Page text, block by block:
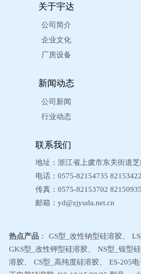
关于宇达
公司简介
企业文化
厂房设备
新闻动态
公司新闻
行业动态
联系我们
地址：浙江省上虞市东关街道
电话：0575-82154735 82153422
传真：0575-82153702 82150935
邮箱： yd@zjyuda.net.cn
热点产品： GS型_改性钠型硅溶胶、
GKS型_改性钾型硅溶胶、 NS型_铵型
溶胶、 CS型_高纯度硅溶胶、 ES-205